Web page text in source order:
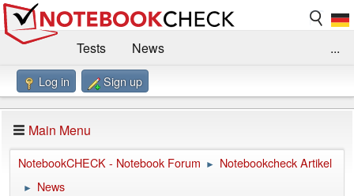
Tests
News
Benchmarks / Technik
Forum
Impressum
...
Log in Sign up
Main Menu
NotebookCHECK - Notebook Forum ► Notebookcheck Artikel
► News